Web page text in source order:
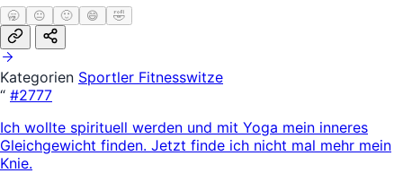
🥱 😐 🙂 😄 🤣
Kategorien Sportler Fitnesswitze
“ #2777
Ich wollte spirituell werden und mit Yoga mein inneres
Gleichgewicht finden. Jetzt finde ich nicht mal mehr mein
Knie.